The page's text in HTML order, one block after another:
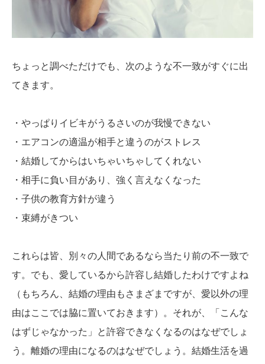
ちょっと調べただけでも、次のような不一致がすぐに出
てきます。
・やっぱりイビキがうるさいのが我慢できない
・エアコンの適温が相手と違うのがストレス
・結婚してからはいちゃいちゃしてくれない
・相手に負い目があり、強く言えなくなった
・子供の教育方針が違う
・束縛がきつい
これらは皆、別々の人間であるなら当たり前の不一致で
す。でも、愛しているから許容し結婚したわけですよね
（もちろん、結婚の理由もさまざまですが、愛以外の理
由はここでは脇に置いておきます）。それが、「こんな
はずじゃなかった」と許容できなくなるのはなぜでしょ
う。離婚の理由になるのはなぜでしょう。結婚生活を過